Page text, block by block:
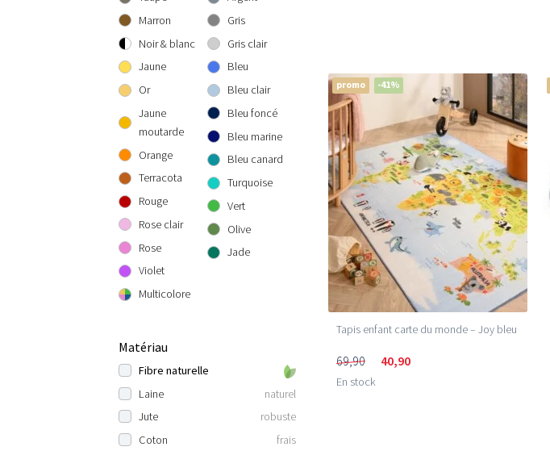
200x290 cm
240x340 cm
300x400 cm
Marron
Noir & blanc
Jaune
Or
Jaune
moutarde
Orange
Terracota
Rouge
Rose clair
Rose
Violet
Multicolore
Gris
Gris clair
Bleu
Bleu clair
Bleu foncé
Bleu marine
Bleu canard
Turquoise
Vert
Olive
Jade
Matériau
Fibre naturelle
Laine
naturel
Jute
robuste
Coton
frais
promo -41%
Tapis enfant carte du monde – Joy bleu
69,90 40,90
En stock